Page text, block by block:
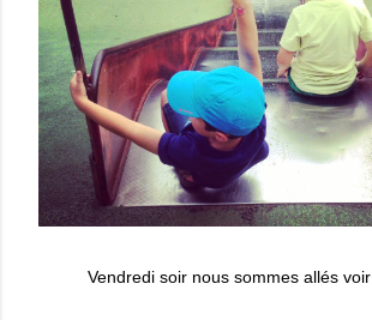
Vendredi soir nous sommes allés voir